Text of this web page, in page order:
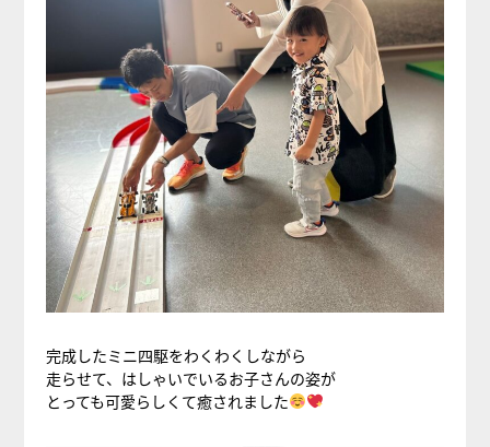
完成したミニ四駆をわくわくしながら
走らせて、はしゃいでいるお子さんの姿が
とっても可愛らしくて癒されました